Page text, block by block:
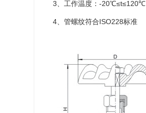
3、工作温度：-20℃≤t≤120℃
4、管螺纹符合ISO228标准